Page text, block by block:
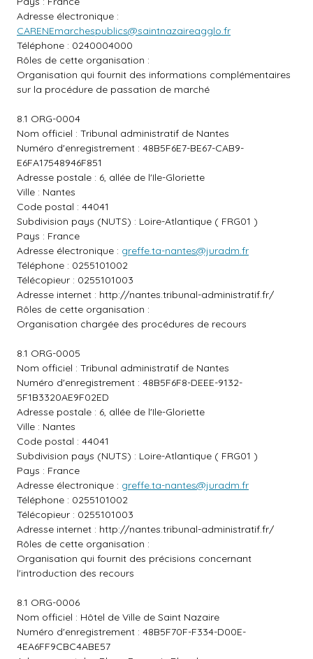
Adresse électronique :
CARENEmarchespublics@saintnazaireagglo.fr
Téléphone : 0240004000
Rôles de cette organisation :
Organisation qui fournit des informations complémentaires
sur la procédure de passation de marché
8.1 ORG-0004
Nom officiel : Tribunal administratif de Nantes
Numéro d'enregistrement : 48B5F6E7-BE67-CAB9-
E6FA17548946F851
Adresse postale : 6, allée de l'Ile-Gloriette
Ville : Nantes
Code postal : 44041
Subdivision pays (NUTS) : Loire-Atlantique ( FRG01 )
Pays : France
Adresse électronique : greffe.ta-nantes@juradm.fr
Téléphone : 0255101002
Télécopieur : 0255101003
Adresse internet : http://nantes.tribunal-administratif.fr/
Rôles de cette organisation :
Organisation chargée des procédures de recours
8.1 ORG-0005
Nom officiel : Tribunal administratif de Nantes
Numéro d'enregistrement : 48B5F6F8-DEEE-9132-
5F1B3320AE9F02ED
Adresse postale : 6, allée de l'Ile-Gloriette
Ville : Nantes
Code postal : 44041
Subdivision pays (NUTS) : Loire-Atlantique ( FRG01 )
Pays : France
Adresse électronique : greffe.ta-nantes@juradm.fr
Téléphone : 0255101002
Télécopieur : 0255101003
Adresse internet : http://nantes.tribunal-administratif.fr/
Rôles de cette organisation :
Organisation qui fournit des précisions concernant
l'introduction des recours
8.1 ORG-0006
Nom officiel : Hôtel de Ville de Saint Nazaire
Numéro d'enregistrement : 48B5F70F-F334-D00E-
4EA6FF9CBC4ABE57